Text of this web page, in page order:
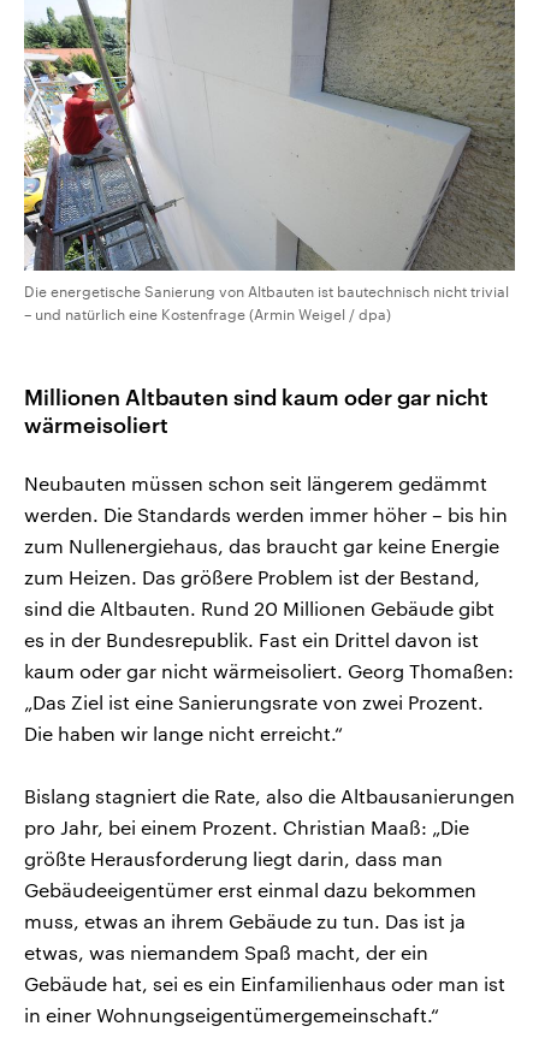
Die energetische Sanierung von Altbauten ist bautechnisch nicht trivial
– und natürlich eine Kostenfrage (Armin Weigel / dpa)
Millionen Altbauten sind kaum oder gar nicht
wärmeisoliert
Neubauten müssen schon seit längerem gedämmt
werden. Die Standards werden immer höher – bis hin
zum Nullenergiehaus, das braucht gar keine Energie
zum Heizen. Das größere Problem ist der Bestand,
sind die Altbauten. Rund 20 Millionen Gebäude gibt
es in der Bundesrepublik. Fast ein Drittel davon ist
kaum oder gar nicht wärmeisoliert. Georg Thomaßen:
„Das Ziel ist eine Sanierungsrate von zwei Prozent.
Die haben wir lange nicht erreicht.“
Bislang stagniert die Rate, also die Altbausanierungen
pro Jahr, bei einem Prozent. Christian Maaß: „Die
größte Herausforderung liegt darin, dass man
Gebäudeeigentümer erst einmal dazu bekommen
muss, etwas an ihrem Gebäude zu tun. Das ist ja
etwas, was niemandem Spaß macht, der ein
Gebäude hat, sei es ein Einfamilienhaus oder man ist
in einer Wohnungseigentümergemeinschaft.“